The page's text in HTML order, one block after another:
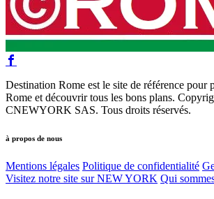
Destination Rome est le site de référence pour
Rome et découvrir tous les bons plans.
CNEWYORK SAS. Tous droits réservés.
à propos de nous
Mentions légales Politique de confidentialité
Visitez notre site sur NEW YORK Qui